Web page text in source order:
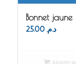
Bonnet jaune
د.م. 25.00